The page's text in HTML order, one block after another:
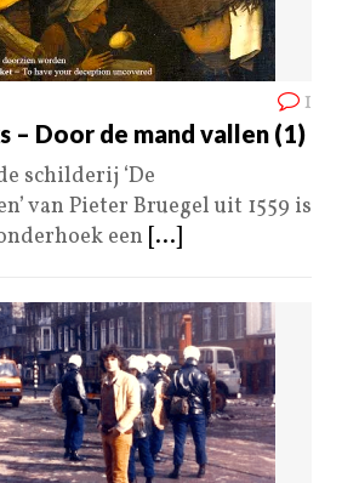
1
– Door de mand vallen (1)
schilderij ‘De
van Pieter Bruegel uit 1559 is
een [...]